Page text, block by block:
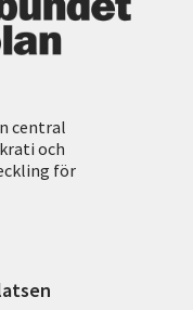
central
och
för